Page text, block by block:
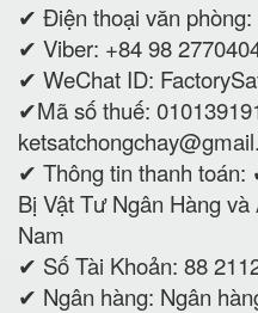
✔ Điện thoại văn phòng:
✔ Viber: +84 98
✔ WeChat ID:
✔Mã số thuế:
✔ Thông tin thanh toán:
Bị Vật Tư Ngân Hàng
Nam
✔ Số Tài Khoản: 88
✔ Ngân hàng: Ngân